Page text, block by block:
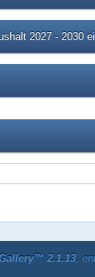
2027 - 2030
2.1.13,